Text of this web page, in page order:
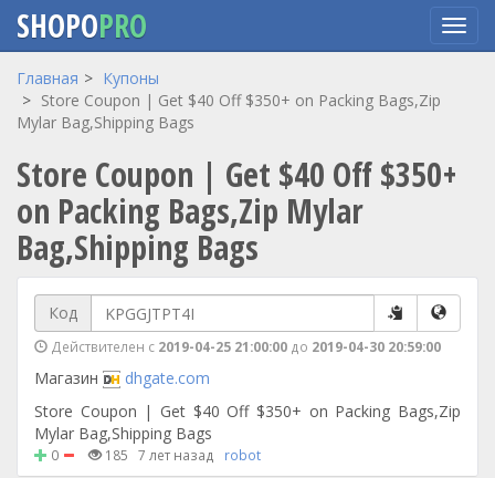
Перейти
основному
SHOPOPRO
Главная
Купоны
Store Coupon | Get $40 Off $350+ on Packing Bags,Zip
Mylar Bag,Shipping Bags
Store Coupon | Get $40 Off $350+
on Packing Bags,Zip Mylar
Bag,Shipping Bags
Код
Действителен с 2019-04-25 21:00:00 до 2019-04-30 20:59:00
Магазин
dhgate.com
Store Coupon | Get $40 Off $350+ on Packing Bags,Zip
Mylar Bag,Shipping Bags
0 185 7 лет назад robot